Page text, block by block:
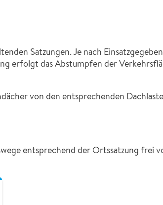
Satzungen. Je nach
erfolgt das Abstumpfen der
von den entsprechenden
entsprechend der Ortssatzung frei